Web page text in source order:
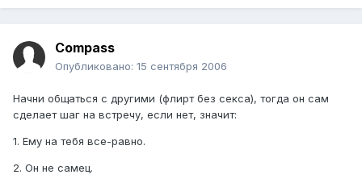
Compass
Опубликовано: 15 сентября 2006
Начни общаться с другими (флирт без секса), тогда он сам
сделает шаг на встречу, если нет, значит:
1. Ему на тебя все-равно.
2. Он не самец.